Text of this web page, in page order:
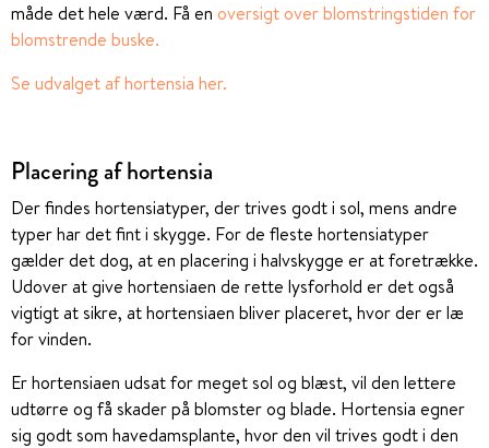
måde det hele værd. Få en oversigt over blomstringstiden for
blomstrende buske.
Se udvalget af hortensia her.
Placering af hortensia
Der findes hortensiatyper, der trives godt i sol, mens andre
typer har det fint i skygge. For de fleste hortensiatyper
gælder det dog, at en placering i halvskygge er at foretrække.
Udover at give hortensiaen de rette lysforhold er det også
vigtigt at sikre, at hortensiaen bliver placeret, hvor der er læ
for vinden.
Er hortensiaen udsat for meget sol og blæst, vil den lettere
udtørre og få skader på blomster og blade. Hortensia egner
sig godt som havedamsplante, hvor den vil trives godt i den